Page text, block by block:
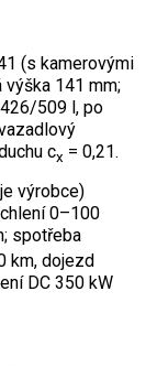
(s kamerovými
141 mm;
509 l, po
cx = 0,21.
výrobce)
0–100
spotřeba
km, dojezd
DC 350 kW